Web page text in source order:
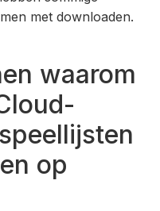
met downloaden.
waarom
op